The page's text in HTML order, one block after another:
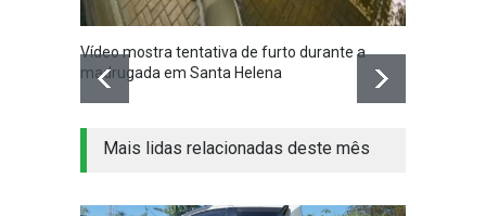
Vídeo mostra tentativa de furto durante a
madrugada em Santa Helena
Mais lidas relacionadas deste mês